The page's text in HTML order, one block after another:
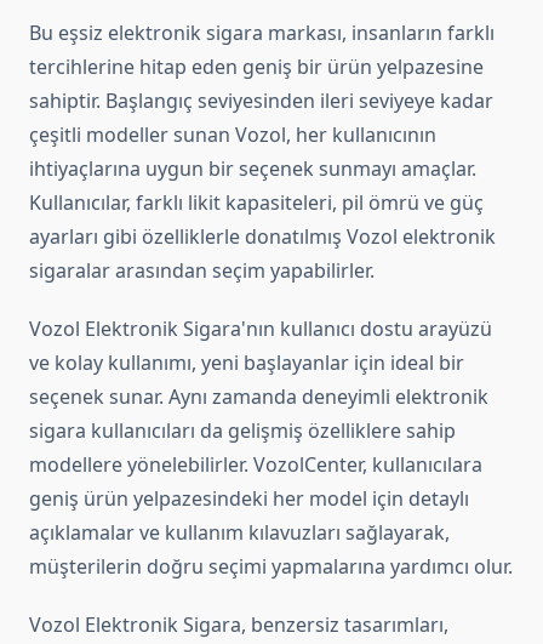
Bu eşsiz elektronik sigara markası, insanların farklı
tercihlerine hitap eden geniş bir ürün yelpazesine
sahiptir. Başlangıç seviyesinden ileri seviyeye kadar
çeşitli modeller sunan Vozol, her kullanıcının
ihtiyaçlarına uygun bir seçenek sunmayı amaçlar.
Kullanıcılar, farklı likit kapasiteleri, pil ömrü ve güç
ayarları gibi özelliklerle donatılmış Vozol elektronik
sigaralar arasından seçim yapabilirler.
Vozol Elektronik Sigara'nın kullanıcı dostu arayüzü
ve kolay kullanımı, yeni başlayanlar için ideal bir
seçenek sunar. Aynı zamanda deneyimli elektronik
sigara kullanıcıları da gelişmiş özelliklere sahip
modellere yönelebilirler. VozolCenter, kullanıcılara
geniş ürün yelpazesindeki her model için detaylı
açıklamalar ve kullanım kılavuzları sağlayarak,
müşterilerin doğru seçimi yapmalarına yardımcı olur.
Vozol Elektronik Sigara, benzersiz tasarımları,